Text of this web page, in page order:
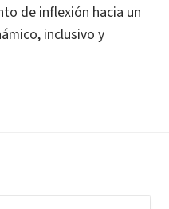
de inflexión hacia un
inclusivo y